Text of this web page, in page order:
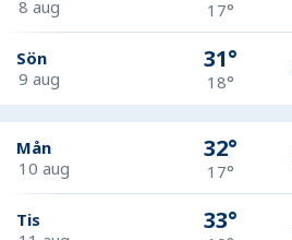
8 aug
17°
Sön
9 aug
31°
18°
Mån
10 aug
32°
17°
Tis
33°